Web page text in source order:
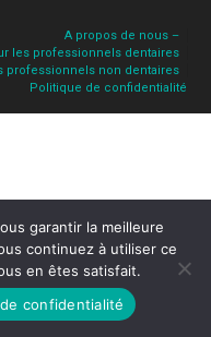
A propos de nous –
les professionnels dentaires
professionnels non dentaires
Politique de confidentialité
garantir la meilleure
continuez à utiliser ce
en êtes satisfait.
confidentialité